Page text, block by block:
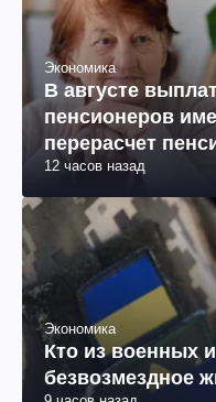
Экономика
В августе
пенсионеров
перерасчет
12 часов назад
Экономика
Кто из военных
безвозмездное